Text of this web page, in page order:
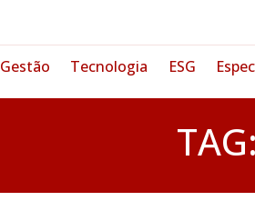
Gestão Tecnologia ESG
TAG: